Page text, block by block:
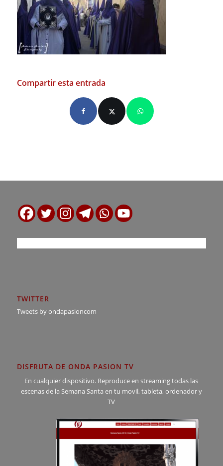
Compartir esta entrada
TWITTER
Tweets by ondapasioncom
DISFRUTA DE ONDA PASION TV
En cualquier dispositivo. Reproduce en streaming todas las
escenas de la Semana Santa en tu movil, tableta, ordenador y
TV